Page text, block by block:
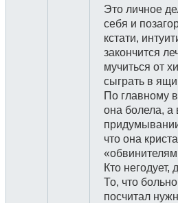
Это личное
себя и
кстати,
закончится
мучиться от
сыграть в
По главному
она болела, а
что она
Кто
То, что
посчитал